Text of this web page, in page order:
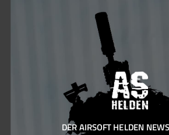
DER AIRSOFT HELDEN